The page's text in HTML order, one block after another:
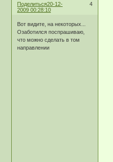
Поделиться 4
20-12-
2009 00:28:10
Вот видите, на некоторых...
Озаботился поспрашиваю,
что можно сделать в том
направлении